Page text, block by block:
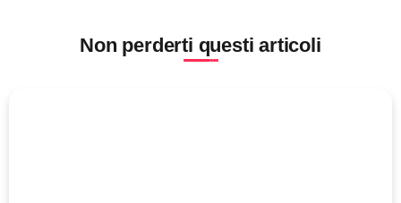
Non perderti questi articoli